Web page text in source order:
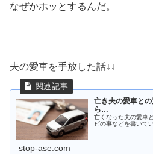
なぜかホッとするんだ。
夫の愛車を手放した話↓↓
亡き夫の愛車と
ら…
亡くなった夫の愛車
ビの事などを書いて
stop-ase.com